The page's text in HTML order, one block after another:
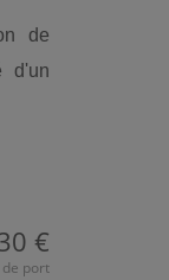
de
d'un
€
de port